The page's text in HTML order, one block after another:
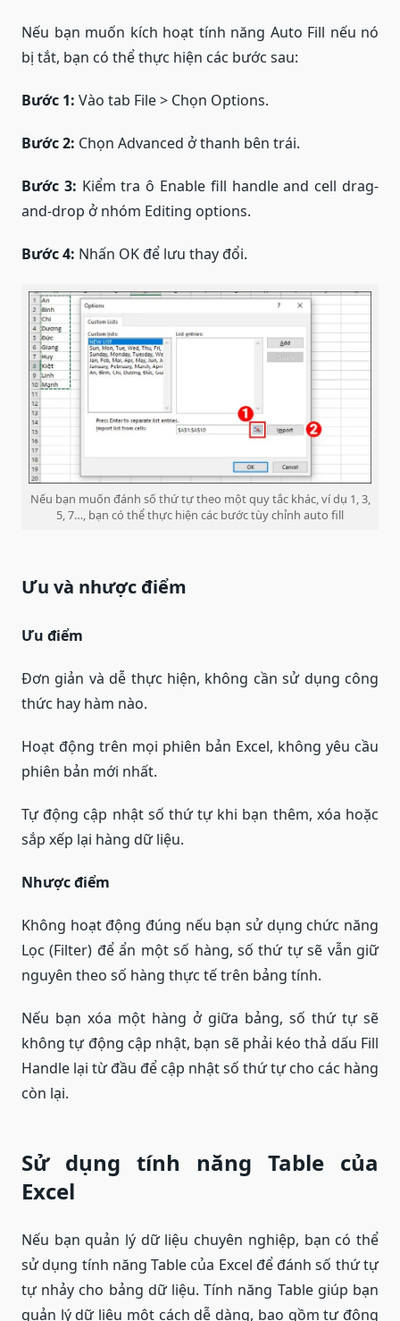
Nếu bạn muốn kích hoạt tính năng Auto Fill nếu nó
bị tắt, bạn có thể thực hiện các bước sau:
Bước 1: Vào tab File > Chọn Options.
Bước 2: Chọn Advanced ở thanh bên trái.
Bước 3: Kiểm tra ô Enable fill handle and cell drag-
and-drop ở nhóm Editing options.
Bước 4: Nhấn OK để lưu thay đổi.
Nếu bạn muốn đánh số thứ tự theo một quy tắc khác, ví dụ 1, 3,
5, 7…, bạn có thể thực hiện các bước tùy chỉnh auto fill
Ưu và nhược điểm
Ưu điểm
Đơn giản và dễ thực hiện, không cần sử dụng công
thức hay hàm nào.
Hoạt động trên mọi phiên bản Excel, không yêu cầu
phiên bản mới nhất.
Tự động cập nhật số thứ tự khi bạn thêm, xóa hoặc
sắp xếp lại hàng dữ liệu.
Nhược điểm
Không hoạt động đúng nếu bạn sử dụng chức năng
Lọc (Filter) để ẩn một số hàng, số thứ tự sẽ vẫn giữ
nguyên theo số hàng thực tế trên bảng tính.
Nếu bạn xóa một hàng ở giữa bảng, số thứ tự sẽ
không tự động cập nhật, bạn sẽ phải kéo thả dấu Fill
Handle lại từ đầu để cập nhật số thứ tự cho các hàng
còn lại.
Sử dụng tính năng Table của
Excel
Nếu bạn quản lý dữ liệu chuyên nghiệp, bạn có thể
sử dụng tính năng Table của Excel để đánh số thứ tự
tự nhảy cho bảng dữ liệu. Tính năng Table giúp bạn
quản lý dữ liệu một cách dễ dàng, bao gồm tự động